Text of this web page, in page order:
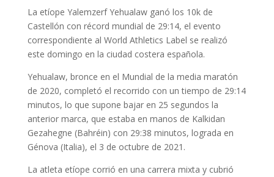
La etíope Yalemzerf Yehualaw ganó los 10k de
Castellón con récord mundial de 29:14, el evento
correspondiente al World Athletics Label se realizó
este domingo en la ciudad costera española.
Yehualaw, bronce en el Mundial de la media maratón
de 2020, completó el recorrido con un tiempo de 29:14
minutos, lo que supone bajar en 25 segundos la
anterior marca, que estaba en manos de Kalkidan
Gezahegne (Bahréin) con 29:38 minutos, lograda en
Génova (Italia), el 3 de octubre de 2021.
La atleta etíope corrió en una carrera mixta y cubrió